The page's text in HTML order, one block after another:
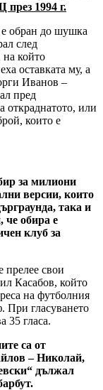
1994 г.
обран до шушка
след
който
оставката му, а
Иванов –
пред
откраднатото, или
които е
за милиони
версии, които
така и
че обира е
клуб за
свои
Касабов, който
на футболния
При гласуването
35 гласа.
са от
– Николай,
дължал